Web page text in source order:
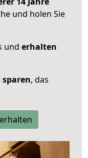
und holen Sie
und erhalten
sparen, das